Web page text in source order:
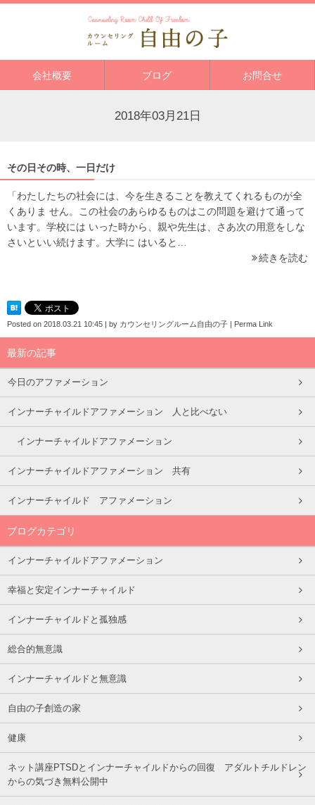
会社概要 ブログ お問合せ
2018年03月21日
その日その時、一日だけ
「わたしたちの社会には、今を生きることを教えてくれるものが全
くありま せん。この社会のあらゆるものはこの問題を避けて通って
います。学校には いった時から、親や先生は、さあ次の用意をしな
さいといい続けます。大学に はいると…
続きを読む
Posted on 2018.03.21 10:45 | by カウンセリングルーム自由の子 | Perma Link
最新の記事
今日のアファメーション
インナーチャイルドアファメーション 人と比べない
インナーチャイルドアファメーション
インナーチャイルドアファメーション 共有
インナーチャイルド アファメーション
ブログカテゴリ
インナーチャイルドアファメーション
幸福と安定インナーチャイルド
インナーチャイルドと孤独感
総合的無意識
インナーチャイルドと無意識
自由の子創造の家
健康
ネット講座PTSDとインナーチャイルドからの回復 アダルトチルドレン
からの気づき無料公開中